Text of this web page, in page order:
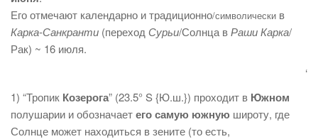
Его отмечают календарно и традиционно/символически в
Карка-Санкранти (переход Сурьи/Солнца вРашиКарка/
Рак) ~ 16 июля.
‘
1) “Тропик Козерога” (23.5° S {Ю.ш.}) проходит в Южном
полушарии и обозначаетего самую южную широту, где
Солнце может находиться в зените (то есть,